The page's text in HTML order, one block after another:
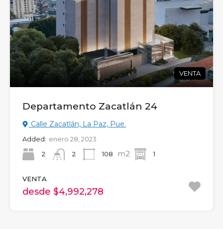
VENTA
Departamento Zacatlán 24
Calle Zacatlán, La Paz, Pue.
Added: enero 28, 2023
2
2 108 m2 1
VENTA
desde $4,992,278